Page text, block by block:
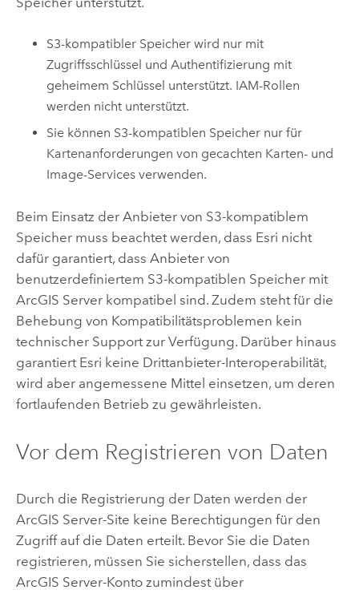
S3-kompatibler Speicher wird nur mit
Zugriffsschlüssel und Authentifizierung mit
geheimem Schlüssel unterstützt. IAM-Rollen
werden nicht unterstützt.
Sie können S3-kompatiblen Speicher nur für
Kartenanforderungen von gecachten Karten- und
Image-Services verwenden.
Beim Einsatz der Anbieter von S3-kompatiblem
Speicher muss beachtet werden, dass Esri nicht
dafür garantiert, dass Anbieter von
benutzerdefiniertem S3-kompatiblen Speicher mit
ArcGIS Serverkompatibel sind. Zudem steht für die
Behebung von Kompatibilitätsproblemen kein
technischer Support zur Verfügung. Darüber hinaus
garantiert Esri keine Drittanbieter-Interoperabilität,
wird aber angemessene Mittel einsetzen, um deren
fortlaufenden Betrieb zu gewährleisten.
Vor dem Registrieren von Daten
Durch die Registrierung der Daten werden der
ArcGIS Server-Site keine Berechtigungen für den
Zugriff auf die Daten erteilt. Bevor Sie die Daten
registrieren, müssen Sie sicherstellen, dass das
ArcGIS Server-Konto zumindest über